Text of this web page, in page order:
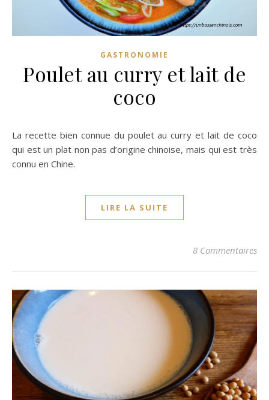
GASTRONOMIE
Poulet au curry et lait de
coco
La recette bien connue du poulet au curry et lait de coco
qui est un plat non pas d’origine chinoise, mais qui est très
connu en Chine.
LIRE LA SUITE
8 Commentaires